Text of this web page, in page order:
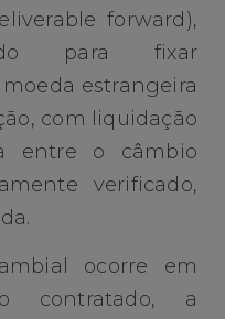
forward),
para fixar
estrangeira
com liquidação
entre o câmbio
verificado,
ocorre em
contratado, a